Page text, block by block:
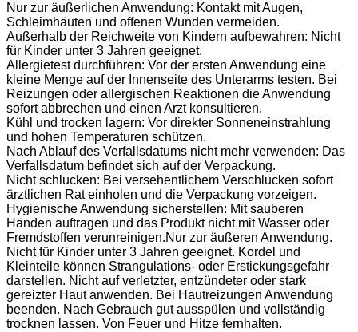
Nur zur äußerlichen Anwendung: Kontakt mit Augen,
Schleimhäuten und offenen Wunden vermeiden.
Außerhalb der Reichweite von Kindern aufbewahren: Nicht
für Kinder unter 3 Jahren geeignet.
Allergietest durchführen: Vor der ersten Anwendung eine
kleine Menge auf der Innenseite des Unterarms testen. Bei
Reizungen oder allergischen Reaktionen die Anwendung
sofort abbrechen und einen Arzt konsultieren.
Kühl und trocken lagern: Vor direkter Sonneneinstrahlung
und hohen Temperaturen schützen.
Nach Ablauf des Verfallsdatums nicht mehr verwenden: Das
Verfallsdatum befindet sich auf der Verpackung.
Nicht schlucken: Bei versehentlichem Verschlucken sofort
ärztlichen Rat einholen und die Verpackung vorzeigen.
Hygienische Anwendung sicherstellen: Mit sauberen
Händen auftragen und das Produkt nicht mit Wasser oder
Fremdstoffen verunreinigen.Nur zur äußeren Anwendung.
Nicht für Kinder unter 3 Jahren geeignet. Kordel und
Kleinteile können Strangulations- oder Erstickungsgefahr
darstellen. Nicht auf verletzter, entzündeter oder stark
gereizter Haut anwenden. Bei Hautreizungen Anwendung
beenden. Nach Gebrauch gut ausspülen und vollständig
trocknen lassen. Von Feuer und Hitze fernhalten.